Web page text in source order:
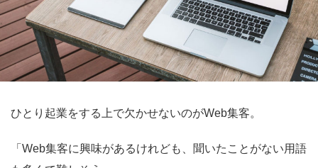
ひとり起業をする上で欠かせないのがWeb集客。
「Web集客に興味があるけれども、聞いたことがない用語